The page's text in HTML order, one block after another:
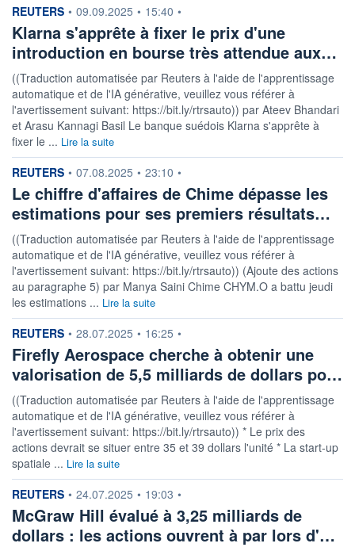
information fournie par
REUTERS • 09.09.2025 • 15:40 •
Klarna s'apprête à fixer le prix d'une
introduction en bourse très attendue aux…
((Traduction automatisée par Reuters à l'aide de l'apprentissage
automatique et de l'IA générative, veuillez vous référer à
l'avertissement suivant: https://bit.ly/rtrsauto)) par Ateev Bhandari
et Arasu Kannagi Basil Le banque suédois Klarna s'apprête à
fixer le ... Lire la suite
information fournie par
REUTERS • 07.08.2025 • 23:10 •
Le chiffre d'affaires de Chime dépasse les
estimations pour ses premiers résultats…
((Traduction automatisée par Reuters à l'aide de l'apprentissage
automatique et de l'IA générative, veuillez vous référer à
l'avertissement suivant: https://bit.ly/rtrsauto)) (Ajoute des actions
au paragraphe 5) par Manya Saini Chime CHYM.O a battu jeudi
les estimations ... Lire la suite
information fournie par
REUTERS • 28.07.2025 • 16:25 •
Firefly Aerospace cherche à obtenir une
valorisation de 5,5 milliards de dollars po…
((Traduction automatisée par Reuters à l'aide de l'apprentissage
automatique et de l'IA générative, veuillez vous référer à
l'avertissement suivant: https://bit.ly/rtrsauto)) * Le prix des
actions devrait se situer entre 35 et 39 dollars l'unité * La start-up
spatiale ... Lire la suite
information fournie par
REUTERS • 24.07.2025 • 19:03 •
McGraw Hill évalué à 3,25 milliards de
dollars : les actions ouvrent à par lors d'…